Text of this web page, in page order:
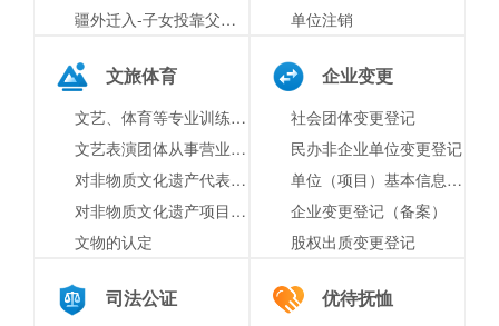
疆外迁入-子女投靠父母户口迁入
单位注销
文旅体育
文艺、体育等专业训练的社会组织自行实施义务教育审批
文艺表演团体从事营业性演出活动审批
对非物质文化遗产代表性传承人的组织推荐评审认定
对非物质文化遗产项目保护单位的组织推荐评审认定
文物的认定
企业变更
社会团体变更登记
民办非企业单位变更登记
单位（项目）基本信息变更
企业变更登记（备案）
股权出质变更登记
司法公证 优待抚恤